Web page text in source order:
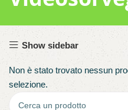
Show sidebar
Non è stato trovato nessun
selezione.